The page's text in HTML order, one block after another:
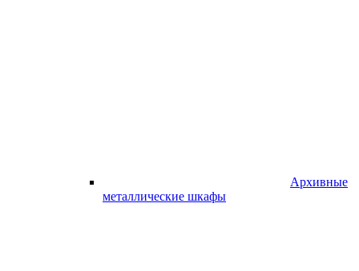
Архивные
металлические шкафы